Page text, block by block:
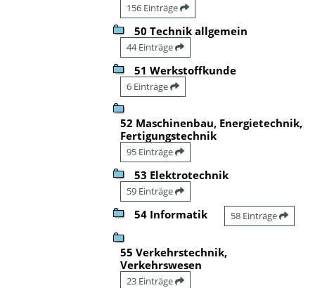
156 Einträge
50 Technik allgemein
44 Einträge
51 Werkstoffkunde
6 Einträge
52 Maschinenbau, Energietechnik,
Fertigungstechnik
95 Einträge
53 Elektrotechnik
59 Einträge
54 Informatik 58 Einträge
55 Verkehrstechnik,
Verkehrswesen
23 Einträge